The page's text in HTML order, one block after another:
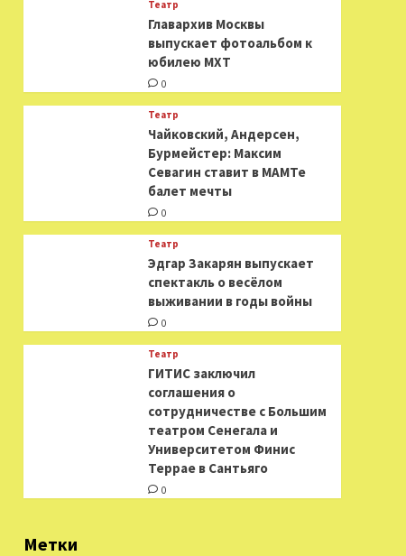
Театр
​​Главархив Москвы
выпускает фотоальбом к
юбилею МХТ
0
Театр
​​Чайковский, Андерсен,
Бурмейстер: Максим
Севагин ставит в МАМТе
балет мечты
0
Театр
Эдгар Закарян выпускает
спектакль о весёлом
выживании в годы войны
0
Театр
ГИТИС заключил
соглашения о
сотрудничестве с Большим
театром Сенегала и
Университетом Финис
Террае в Сантьяго
0
Метки